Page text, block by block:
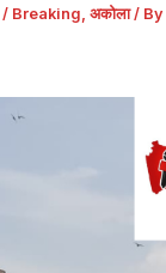
/ Breaking, अकोला/ By